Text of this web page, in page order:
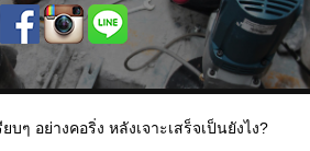
บๆ อย่างคอริ่ง หลังเจาะเสร็จเป็นยังไง?